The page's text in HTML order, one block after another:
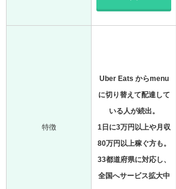
特徴
Uber Eats からmenu
に切り替えて配達して
いる人が続出。
1日に3万円以上や月収
80万円以上稼ぐ方も。
33都道府県に対応し、
全国へサービス拡大中